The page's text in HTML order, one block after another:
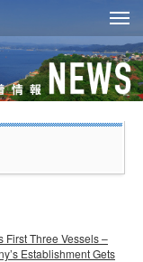
First Three Vessels –
Establishment Gets